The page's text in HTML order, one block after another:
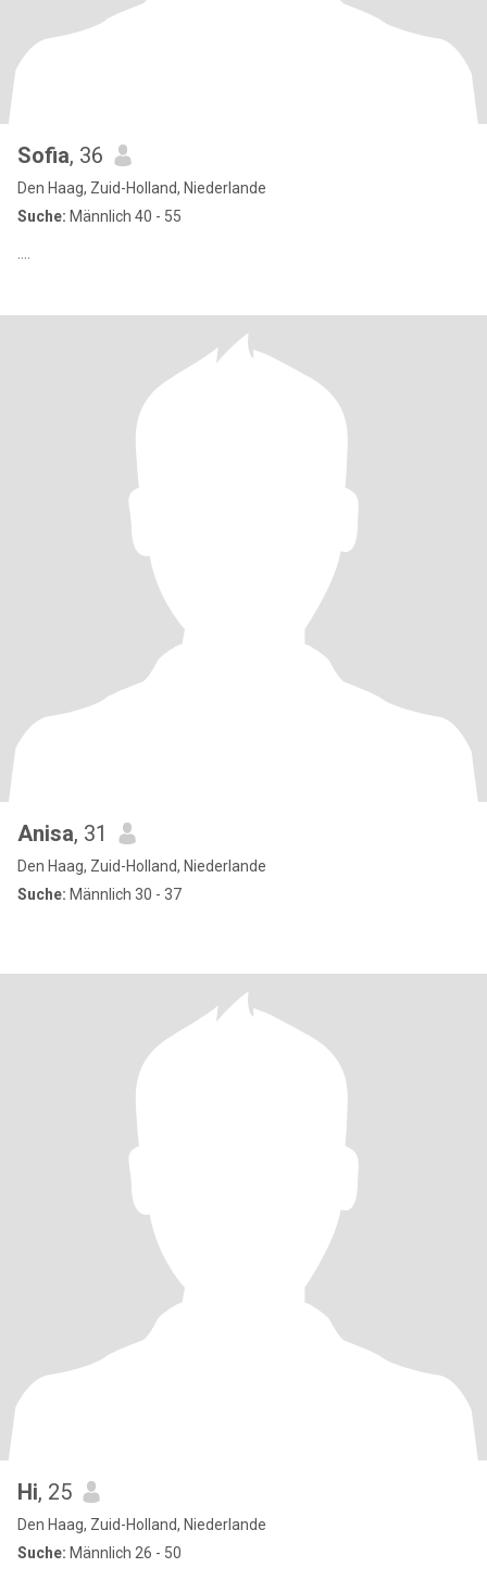
Sofia, 36
Den Haag, Zuid-Holland, Niederlande
Suche: Männlich 40 - 55
Anisa, 31
Den Haag, Zuid-Holland, Niederlande
Suche: Männlich 30 - 37
Hi, 25
Den Haag, Zuid-Holland, Niederlande
Suche: Männlich 26 - 50